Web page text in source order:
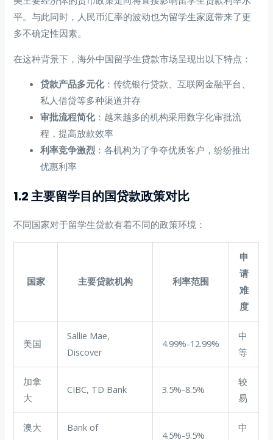
平。与此同时，人民币汇率的波动也为留学生家庭带来了更
多不确定性因素。
在这种背景下，海外中国留学生贷款市场呈现出以下特点：
贷款产品多元化：传统银行贷款、互联网金融平台、
私人借贷等多种渠道并存
审批流程简化：越来越多的机构采用数字化审批流
程，提高放款效率
利率竞争激烈 ：各机构为了争夺优质客户，纷纷推出
优惠利率
1.2 主要留学目的国贷款政策对比
不同国家对于留学生贷款有着不同的政策环境：
国家 主要贷款机构 利率范围
申
请
难
度
美国
Sallie Mae,
Discover
4.99%-12.99%
中
等
加拿
大
CIBC, TD Bank 3.5%-8.5%
较
易
澳大
Bank of
4.5%-9.5%
中